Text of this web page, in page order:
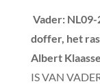
Vader: NL09-
doffer, het
Albert
IS VAN